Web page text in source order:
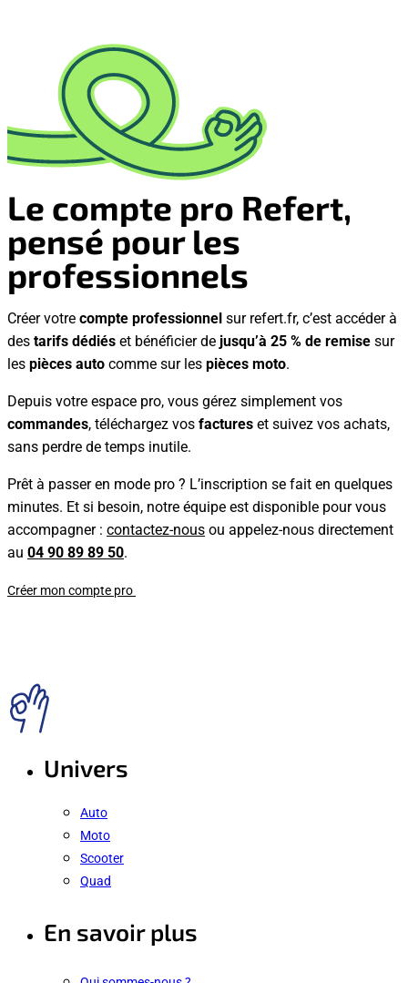
Le compte pro Refert,
pensé pour les
professionnels
Créer votrecompte professionnelsur refert.fr, c’est accéder à
destarifs dédiéset bénéficier de jusqu’à 25 % de remisesur
lespièces autocomme sur lespièces moto.
Depuis votre espace pro, vous gérez simplement vos
commandes, téléchargez vosfactureset suivez vos achats,
sans perdre de temps inutile.
Prêt à passer en mode pro ? L’inscription se fait en quelques
minutes. Et si besoin, notre équipe est disponible pour vous
accompagner : contactez-nousou appelez-nous directement
au 04 90 89 89 50.
Créer mon compte pro
Univers
Auto
Moto
Scooter
Quad
En savoir plus